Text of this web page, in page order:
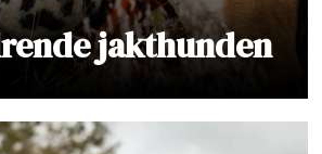
jakthunden